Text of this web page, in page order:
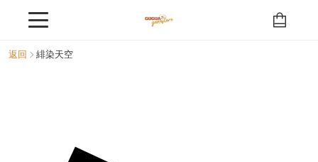
返回 緋染天空